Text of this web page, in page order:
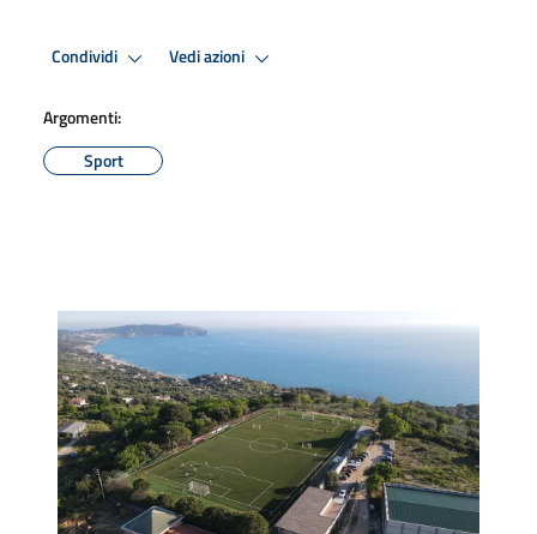
Condividi Vedi azioni
Argomenti:
Sport